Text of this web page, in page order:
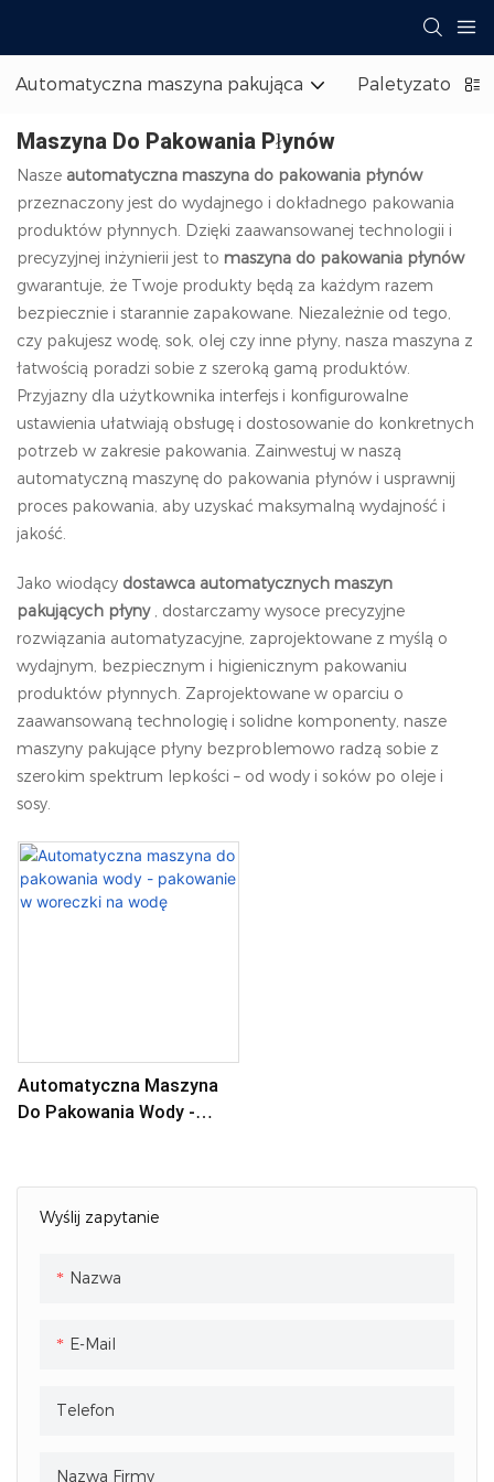
Automatyczna maszyna pakująca Paletyzator
Maszyna Do Pakowania Płynów
Nasze automatyczna maszyna do pakowania płynów
przeznaczony jest do wydajnego i dokładnego pakowania
produktów płynnych. Dzięki zaawansowanej technologii i
precyzyjnej inżynierii jest to maszyna do pakowania płynów
gwarantuje, że Twoje produkty będą za każdym razem
bezpiecznie i starannie zapakowane. Niezależnie od tego,
czy pakujesz wodę, sok, olej czy inne płyny, nasza maszyna z
łatwością poradzi sobie z szeroką gamą produktów.
Przyjazny dla użytkownika interfejs i konfigurowalne
ustawienia ułatwiają obsługę i dostosowanie do konkretnych
potrzeb w zakresie pakowania. Zainwestuj w naszą
automatyczną maszynę do pakowania płynów i usprawnij
proces pakowania, aby uzyskać maksymalną wydajność i
jakość.
Jako wiodący dostawca automatycznych maszyn
pakujących płyny, dostarczamy wysoce precyzyjne
rozwiązania automatyzacyjne, zaprojektowane z myślą o
wydajnym, bezpiecznym i higienicznym pakowaniu
produktów płynnych. Zaprojektowane w oparciu o
zaawansowaną technologię i solidne komponenty, nasze
maszyny pakujące płyny bezproblemowo radzą sobie z
szerokim spektrum lepkości – od wody i soków po oleje i
sosy.
Wyślij zapytanie
Nazwa
E-Mail
Telefon
Nazwa Firmy
Automatyczna Maszyna
Do Pakowania Wody -